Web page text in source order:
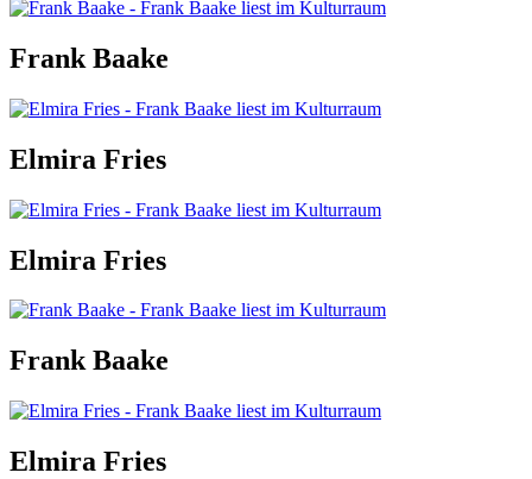
Frank Baake
Elmira Fries
Elmira Fries
Frank Baake
Elmira Fries